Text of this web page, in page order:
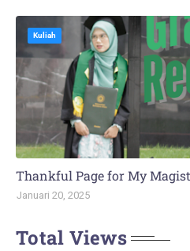
Kuliah
Thankful Page for My
Januari 20, 2025
Total Views